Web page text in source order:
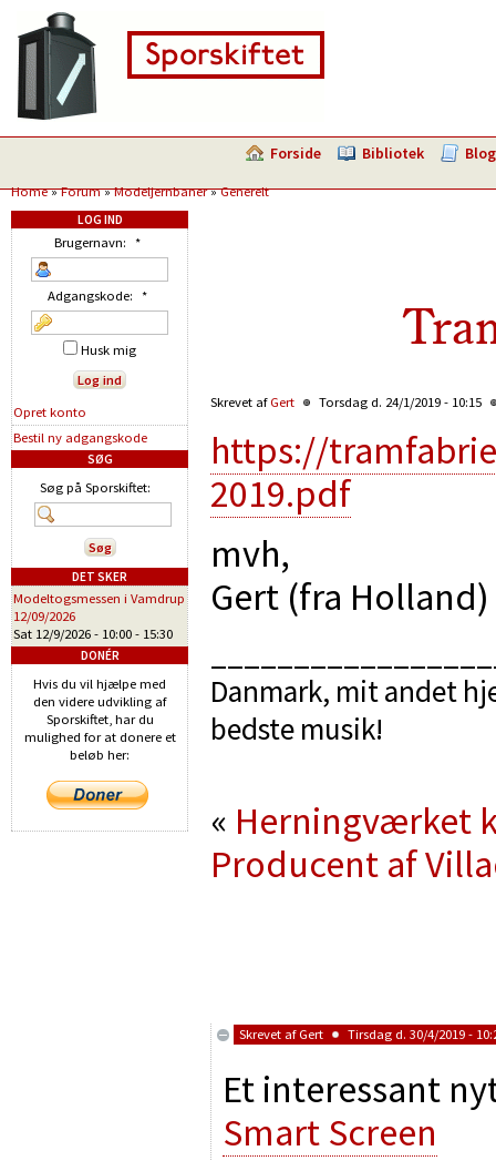
Forside Bibliotek Blog
Home»Forum»Modeljernbaner»Generelt
Skrevet af Gert Torsdag d. 24/1/2019 - 10:15
https://
2019.pdf
mvh,
Gert (fra Holland)
Danmark, mit andet
bedste musik!
« Herningværket
Producent af
Skrevet af Gert Tirsdag d. 30/4/2019 -
Et interessant
Smart Screen
LOG IND
Brugernavn: *
Adgangskode: *
Husk mig
Opret konto
Bestil ny adgangskode
SØG
Søg på Sporskiftet:
DET SKER
Modeltogsmessen i Vamdrup
12/09/2026
Sat 12/9/2026 - 10:00 - 15:30
DONÉR
Hvis du vil hjælpe med
den videre udvikling af
Sporskiftet, har du
mulighed for at donere et
beløb her: